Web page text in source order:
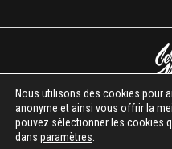
Cercle Rouge Store|Mentions
©
Nous utilisons des cookies pour
anonyme et ainsi vous offrir la
pouvez sélectionner les cookies
dans paramètres